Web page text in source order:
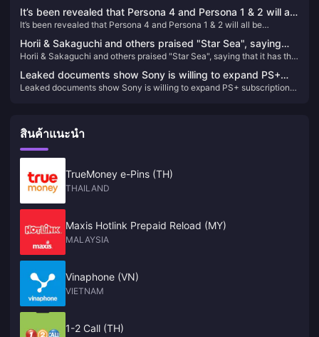
It’s been revealed that Persona 4 and Persona 1 & 2 will all
be remade/remastered
It’s been revealed that Persona 4 and Persona 1 & 2 will all be
Horii & Sakaguchi and others praised "Star Sea", saying
that it has the shadow of "Chrono Trigger"
Horii & Sakaguchi and others praised "Star Sea", saying that it has the
Leaked documents show Sony is willing to expand PS+
subscription service to multiple platforms including PC in
Leaked documents show Sony is willing to expand PS+ subscription
สินค้าแนะนำ
TrueMoney e-Pins (TH)
THAILAND
Maxis Hotlink Prepaid Reload (MY)
MALAYSIA
Vinaphone (VN)
VIETNAM
1-2 Call (TH)